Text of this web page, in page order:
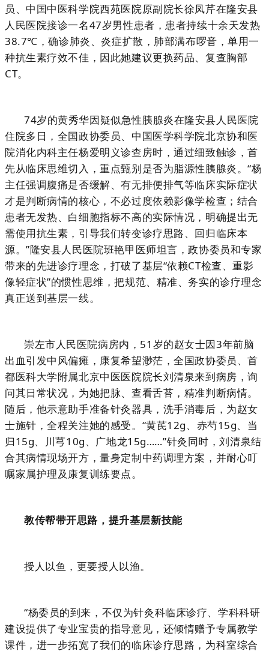
员、中国中医科学院西苑医院原副院长徐凤芹在隆安县
人民医院接诊一名47岁男性患者，患者持续十余天发热
38.7℃，确诊肺炎、炎症扩散，肺部满布啰音，单用一
种抗生素疗效不佳，因此她建议更换药品、复查胸部
CT。
74岁的黄秀华因疑似急性胰腺炎在隆安县人民医院
住院多日，全国政协委员、中国医学科学院北京协和医
院消化内科主任杨爱明义诊查房时，通过细致触诊，首
先从临床思维切入，重点甄别是否为脂源性胰腺炎。“杨
主任强调腹痛是否缓解、有无排便排气等临床实际症状
才是判断病情的核心，不必过度依赖影像学检查；结合
患者无发热、白细胞指标不高的实际情况，明确提出无
需使用抗生素，引导我们转变诊疗思路、回归临床本
源。”隆安县人民医院班艳甲医师坦言，政协委员和专家
带来的先进诊疗理念，打破了基层“依赖CT检查、重影
像轻症状”的惯性思维，把规范、精准、务实的诊疗理念
真正送到基层一线。
崇左市人民医院病房内，51岁的赵女士因3年前脑
出血引发中风偏瘫，康复希望渺茫，全国政协委员、首
都医科大学附属北京中医医院院长刘清泉来到病房，询
问其日常状况，为她把脉、查看舌苔，精准判断病情。
随后，他示意助手准备针灸器具，洗手消毒后，为赵女
士施针，全程关注她的感受。“黄芪12g、赤芍15g、当
归15g、川芎10g、广地龙15g……”针灸同时，刘清泉结
合其病情现场开方，量身定制中药调理方案，并耐心叮
嘱家属护理及康复训练要点。
教传帮带开思路，提升基层新技能
授人以鱼，更要授人以渔。
“杨委员的到来，不仅为针灸科临床诊疗、学科科研
建设提供了专业宝贵的指导意见，还倾情赠予专属教学
课件，进一步拓宽了我们的临床诊疗思路，为科室综合